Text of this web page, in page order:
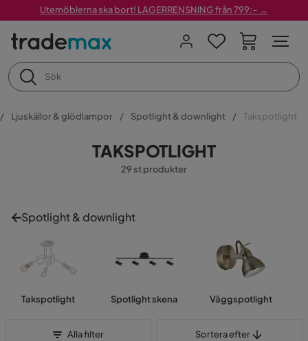
Utemöblerna ska bort! LAGERRENSNING från 799:– →
Ljuskällor & glödlampor Spotlight & downlight Takspotlight
TAKSPOTLIGHT
29 st produkter
Spotlight & downlight
Takspotlight Spotlight skena Väggspotlight
Alla filter Sortera efter